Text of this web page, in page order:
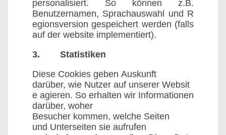
personalisiert. So können z.B.
Benutzernamen, Sprachauswahl und R
egionsversion gespeichert werden (falls
auf der website implementiert).
3. Statistiken
Diese Cookies geben Auskunft
darüber, wie Nutzer auf unserer Websit
e agieren. So erhalten wir Informationen
darüber, woher
Besucher kommen, welche Seiten
und Unterseiten sie aufrufen